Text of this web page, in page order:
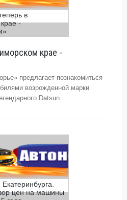
крае -
предлагает познакомиться
возрожденной марки
Datsun....